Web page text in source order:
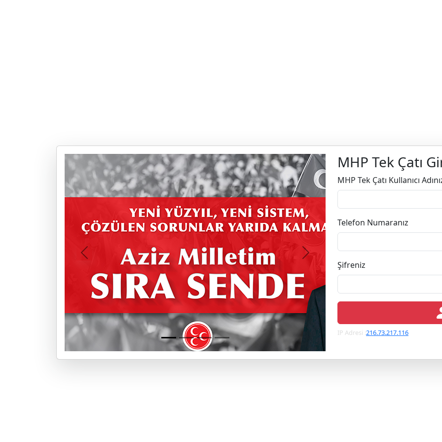
Previous Next
MHP Tek Çatı
MHP Tek Çatı Kullanıcı
Telefon Numaranız
Şifreniz
IP Adresi :216.73.217.116